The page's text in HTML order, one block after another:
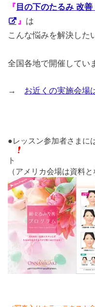
『 目の下のたるみ 改
』 は
こんな悩みを解決した
全国各地で開催してい
→ お近くの実施会場
●レッスン参加者さまに
ト
（アメリカ会場は資料と